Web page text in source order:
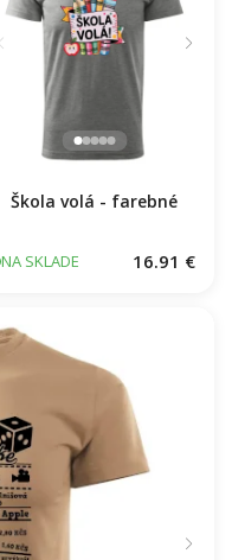
Škola volá - farebné
NA SKLADE 16.91 €